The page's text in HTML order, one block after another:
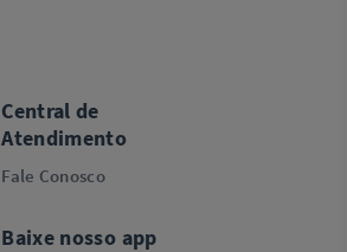
Central de
Atendimento
Fale Conosco
Baixe nosso app